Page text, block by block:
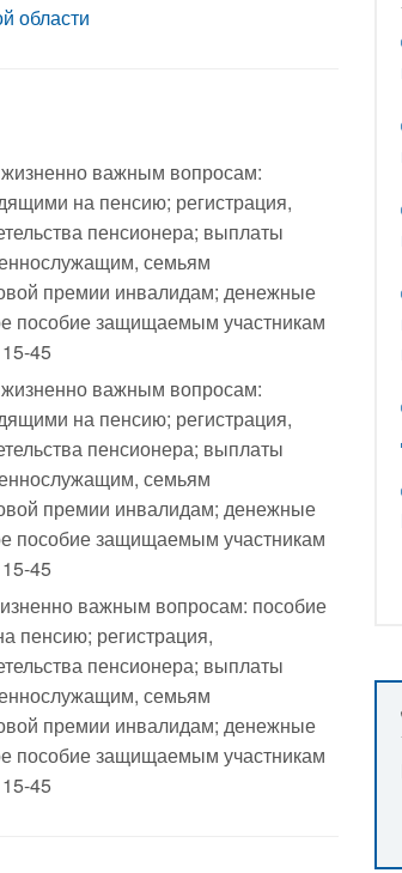
области
важным вопросам:
на пенсию; регистрация,
пенсионера; выплаты
семьям
премии инвалидам; денежные
пособие защищаемым участникам
45
важным вопросам:
на пенсию; регистрация,
пенсионера; выплаты
семьям
премии инвалидам; денежные
пособие защищаемым участникам
45
важным вопросам: пособие
пенсию; регистрация,
пенсионера; выплаты
семьям
премии инвалидам; денежные
пособие защищаемым участникам
45